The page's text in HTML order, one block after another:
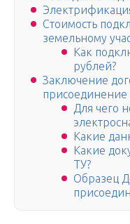
Стоимость
земельному
Как
рублей?
Заключение
присоединение
Для чего
Какие
Какие
ТУ?
Образец